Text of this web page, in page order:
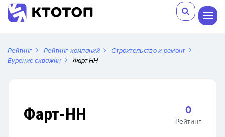
Рейтинг Рейтинг компаний
Строительство и ремонт
Бурение скважин
Фарт-НН
Фарт-НН 0
Рейтинг